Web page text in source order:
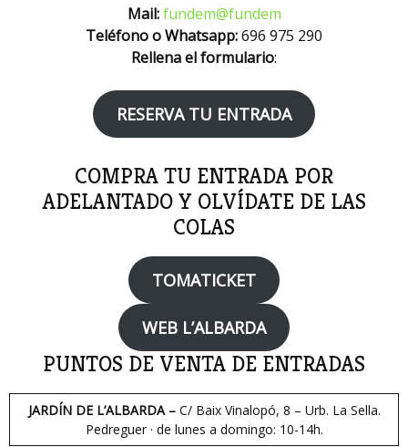
Mail:fundem@fundem
Teléfono o Whatsapp:696 975 290
Rellena el formulario:
RESERVA TU ENTRADA
COMPRA TU ENTRADA POR
ADELANTADO Y OLVÍDATE DE LAS
COLAS
TOMATICKET
WEB L’ALBARDA
PUNTOS DE VENTA DE ENTRADAS
JARDÍN DE L’ALBARDA –C/ Baix Vinalopó, 8 – Urb. La Sella.
Pedreguer · de lunes a domingo: 10-14h.